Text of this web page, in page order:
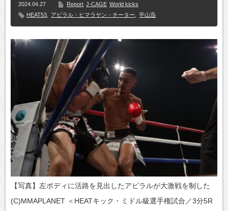
2024.04.27 Report J-CAGE World kicks
HEAT53
アビラル・ヒマラヤン・チーター 平山迅
【写真】左ボディに活路を見出したアビラルが大激戦を制した
(C)MMAPLANET ＜HEATキック・ミドル級選手権試合／3分5R